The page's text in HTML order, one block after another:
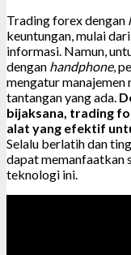
Trading forex dengan
keuntungan, mulai
informasi. Namun,
dengan handphone,
mengatur manajemen
tantangan yang ada.
bijaksana, trading
alat yang efektif
Selalu berlatih dan
dapat memanfaatkan
teknologi ini.